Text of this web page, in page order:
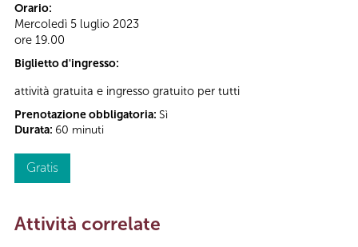
Orario:
Mercoledì 5 luglio 2023
ore 19.00
Biglietto d'ingresso:
attività gratuita e ingresso gratuito per tutti
Prenotazione obbligatoria: Sì
Durata: 60 minuti
Gratis
Attività correlate